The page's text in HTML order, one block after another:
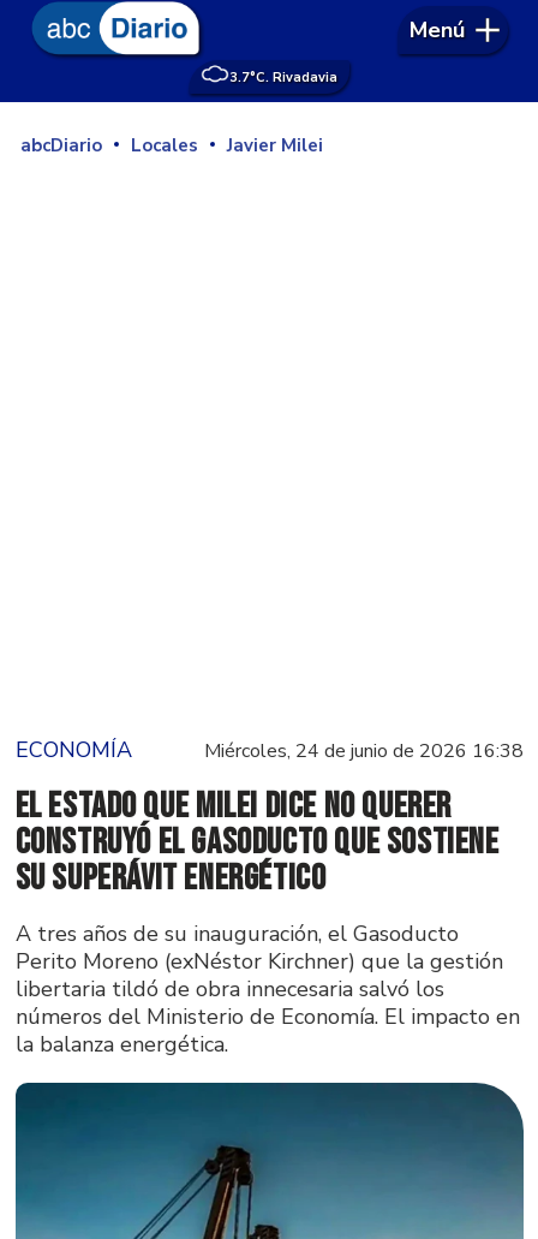
3.7°C. Rivadavia
Menú
abcDiario Locales Javier Milei
ECONOMÍA Miércoles, 24 de junio de 2026 16:38
El Estado que Milei dice no querer
construyó el gasoducto que sostiene
su superávit energético
A tres años de su inauguración, el Gasoducto
Perito Moreno (exNéstor Kirchner) que la gestión
libertaria tildó de obra innecesaria salvó los
números del Ministerio de Economía. El impacto en
la balanza energética.